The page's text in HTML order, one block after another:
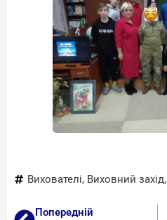
Вихователі, Виховний захід,
Попередній